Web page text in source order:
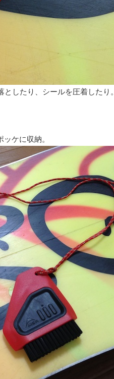
したり、シールを圧着したり。
ケに収納。